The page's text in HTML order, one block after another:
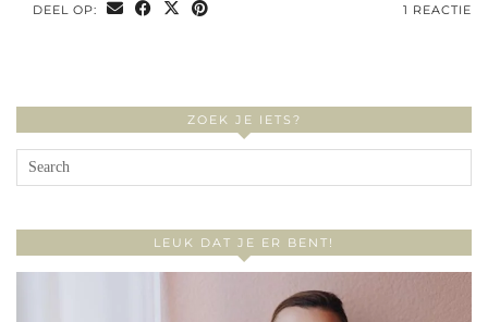
DEEL OP: 1 REACTIE
ZOEK JE IETS?
LEUK DAT JE ER BENT!